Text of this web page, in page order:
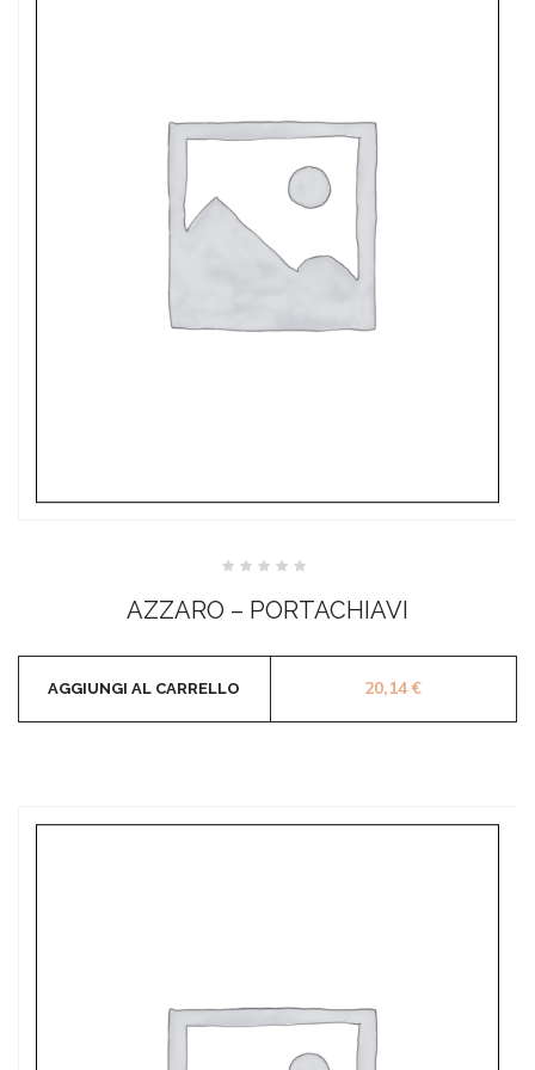
su
5
AZZARO – PORTACHIAVI
20,14€
AGGIUNGI AL CARRELLO